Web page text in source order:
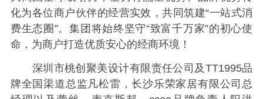
化为各位商户伙伴的经营实效，共同筑建“一站式消
费生态圈”。集团将始终坚守“致富千万家”的初心使
命，为商户打造优质安心的经商环境！
深圳市桃创聚美设计有限责任公司及TT1995品
牌全国渠道总监凡松雷，长沙乐荣家居有限公司总